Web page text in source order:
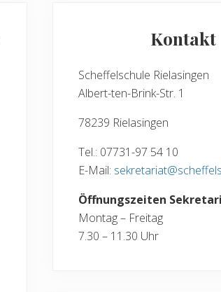
Kontakt
Scheffelschule Rielasingen
Albert-ten-Brink-Str. 1
78239 Rielasingen
Tel.: 07731-97 54 10
E-Mail:
Öffnungszeiten
Montag – Freitag
7.30 – 11.30 Uhr